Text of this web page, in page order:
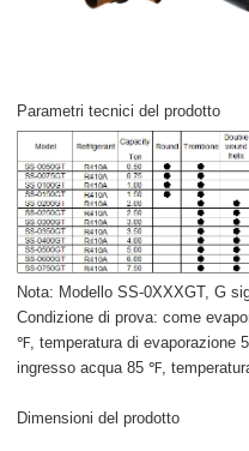
Parametri tecnici del prodotto
Nota: Modello SS-0XXXGT, G
Condizione di prova: come
℉, temperatura di evaporazione
ingresso acqua 85 ℉,
Dimensioni del prodotto